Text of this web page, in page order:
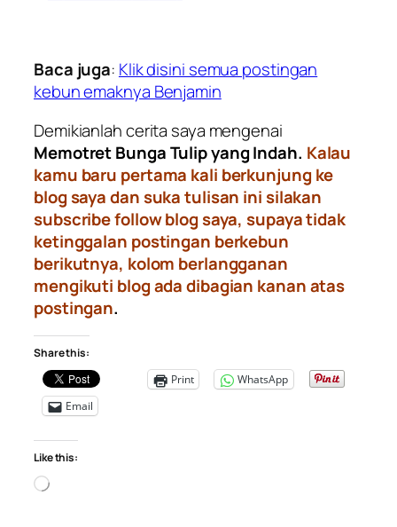
Baca juga: Klik disini semua postingan
kebun emaknya Benjamin
Demikianlah cerita saya mengenai
Memotret Bunga Tulip yang Indah. Kalau
kamu baru pertama kali berkunjung ke
blog saya dan suka tulisan ini silakan
subscribe follow blog saya, supaya tidak
ketinggalan postingan berkebun
berikutnya, kolom berlangganan
mengikuti blog ada dibagian kanan atas
postingan.
Share this:
Print
WhatsApp
Email
Like this:
Loading…